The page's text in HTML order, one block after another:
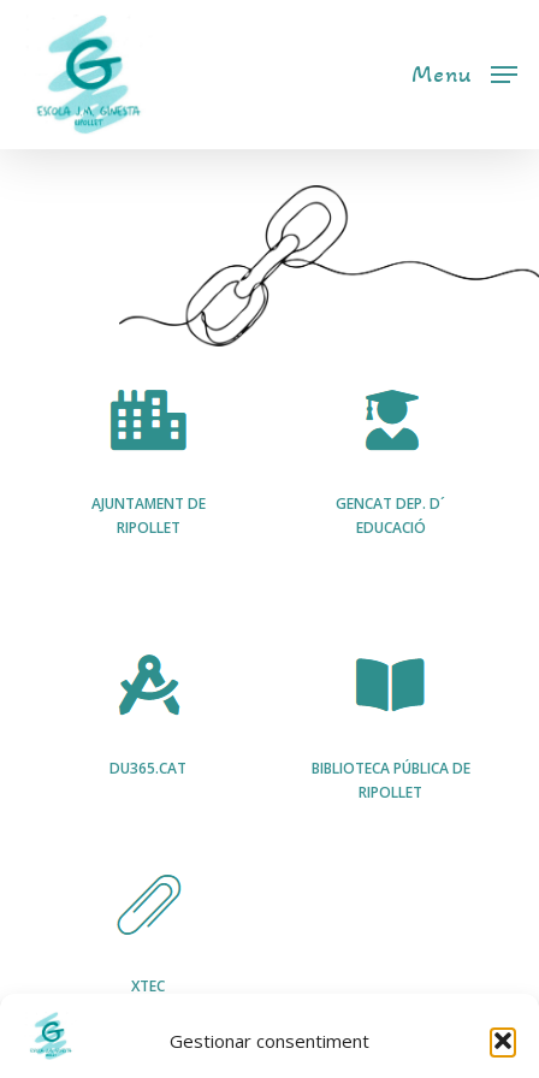
Gestionar consentiment
content
Menu
AJUNTAMENT DE
RIPOLLET
DU365.CAT
GENCAT DEP. D´
EDUCACIÓ
BIBLIOTECA PÚBLICA DE
RIPOLLET
XTEC